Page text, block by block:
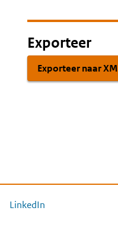
Exporteer
Exporteer naar
LinkedIn